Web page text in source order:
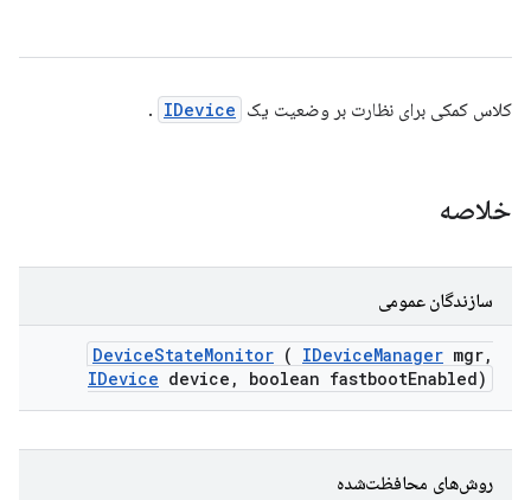
کلاس کمکی برای نظارت بر وضعیت یک IDevice
.
خلاصه
سازندگان عمومی
DeviceStateMonitor ( IDeviceManager mgr,
IDevice device , boolean fastbootEnabled)
روش‌های محافظت‌شده